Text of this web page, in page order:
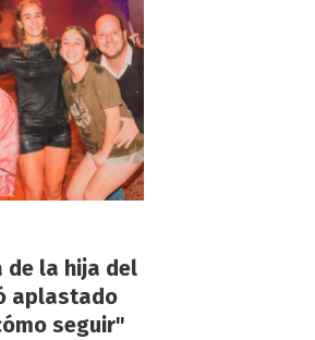
de la hija del
aplastado
seguir"